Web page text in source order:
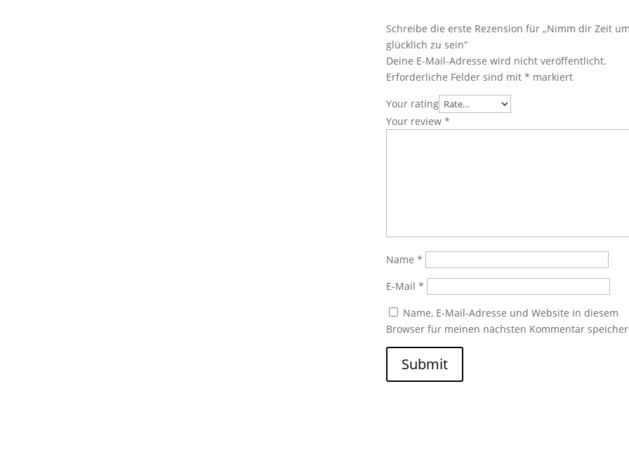
Schreibe die erste Rezension für „Nimm dir Zeit
glücklich zu sein“
Deine E-Mail-Adresse wird nicht veröffentlicht.
Erforderliche Felder sind mit * markiert
Your rating
Your review *
Name *
E-Mail *
Name, E-Mail-Adresse und Website in diesem
Browser für meinen nächsten Kommentar
Submit